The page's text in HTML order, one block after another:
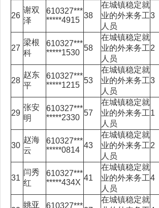
26
谢双
泽
610327***
*****4915
38
在城镇稳定就
业的外来务工
人员
3
27
梁根
科
610327***
*****1530
58
在城镇稳定就
业的外来务工
人员
2
28
赵东
平
610327***
*****1215
53
在城镇稳定就
业的外来务工
人员
3
29
张安
明
610327***
*****2330
57
在城镇稳定就
业的外来务工
人员
1
30
赵海
云
610327***
*****0814
43
在城镇稳定就
业的外来务工
人员
2
31
闫秀
红
610327***
*****434X
41
在城镇稳定就
业的外来务工
人员
4
姚亚 610327***
在城镇稳定就